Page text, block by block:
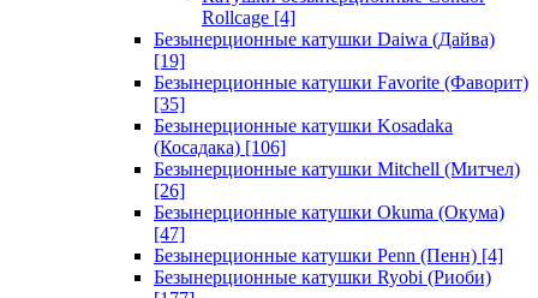
Rollcage [4]
Безынерционные катушки Daiwa (Дайва)
[19]
Безынерционные катушки Favorite (Фаворит)
[35]
Безынерционные катушки Kosadaka
(Косадака) [106]
Безынерционные катушки Mitchell (Митчел)
[26]
Безынерционные катушки Okuma (Окума)
[47]
Безынерционные катушки Penn (Пенн) [4]
Безынерционные катушки Ryobi (Риоби)